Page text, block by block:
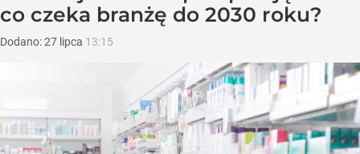
co czeka branżę do 2030 roku?
Dodano:27 lipca 13:15